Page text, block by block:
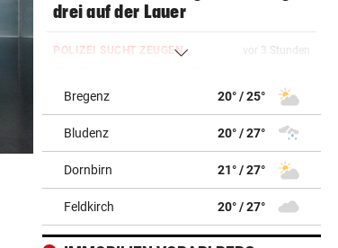
drei auf der Lauer
POLIZEI SUCHT ZEUGEN vor 3 Stunden
SUV-Fahrer flüchtet
LÄNDLE-HEIMKEHRER vor 3 Stunden
Böckle geht gern baden,
allerdings nur im See
vor 5 Stunden
Altacher Kies-Krieg: Gericht gibt
Bregenz 20° / 25°
Bludenz 20° / 27°
Dornbirn 21° / 27°
Feldkirch 20° / 27°